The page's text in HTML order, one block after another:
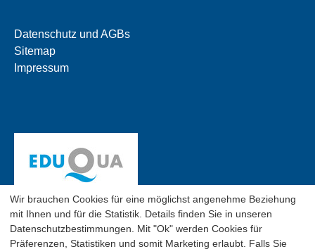
Datenschutz und AGBs
Sitemap
Impressum
Wir brauchen Cookies für eine möglichst angenehme Beziehung
mit Ihnen und für die Statistik. Details finden Sie in unseren
Datenschutzbestimmungen. Mit "Ok" werden Cookies für
Präferenzen, Statistiken und somit Marketing erlaubt. Falls Sie